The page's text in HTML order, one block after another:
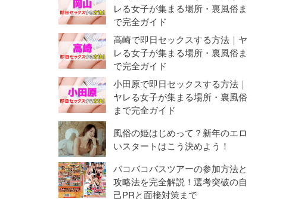
レる女子が集まる場所・裏風俗ま
で完全ガイド
高崎で即日セックスする方法｜ヤ
レる女子が集まる場所・裏風俗ま
で完全ガイド
小田原で即日セックスする方法｜
ヤレる女子が集まる場所・裏風俗
まで完全ガイド
風俗の姫はじめって？新年のエロ
いスタートはこう決めよう！
バコバコバスツアーの参加方法と
攻略法を完全解説！選考突破の自
己PRと面接対策まで